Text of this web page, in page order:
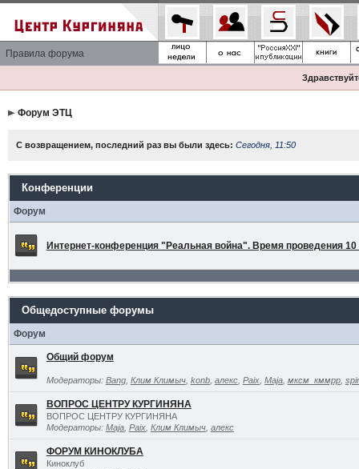
Правила форума
Форум ЭТЦ
С возвращением, последний раз вы были здесь: Сегодня, 11:50
Конференции
Форум
Интернет-конференция "Реальная война". Время проведения 10
Общедоступные форумы
Форум
Общий форум
Модераторы: Bang, Клим Климыч, konb, алекс, Paix, Maja, мксм_кммрр,
ВОПРОС ЦЕНТРУ КУРГИНЯНА
ВОПРОС ЦЕНТРУ КУРГИНЯНА
Модераторы: Maja, Paix, Клим Климыч, алекс
ФОРУМ КИНОКЛУБА
Киноклуб